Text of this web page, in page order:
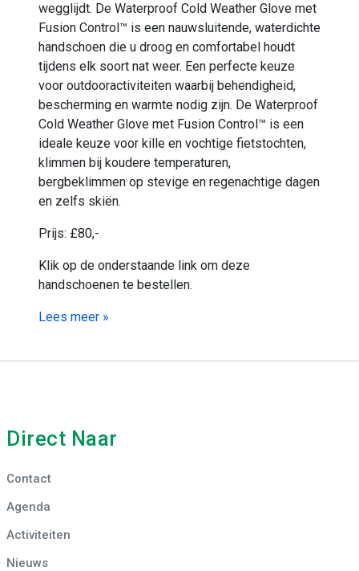
wegglijdt. De Waterproof Cold Weather Glove met
Fusion Control™ is een nauwsluitende, waterdichte
handschoen die u droog en comfortabel houdt
tijdens elk soort nat weer. Een perfecte keuze
voor outdooractiviteiten waarbij behendigheid,
bescherming en warmte nodig zijn. De Waterproof
Cold Weather Glove met Fusion Control™ is een
ideale keuze voor kille en vochtige fietstochten,
klimmen bij koudere temperaturen,
bergbeklimmen op stevige en regenachtige dagen
en zelfs skiën.
Prijs: £80,-
Klik op de onderstaande link om deze
handschoenen te bestellen.
Lees meer »
Direct Naar
Contact
Agenda
Activiteiten
Nieuws